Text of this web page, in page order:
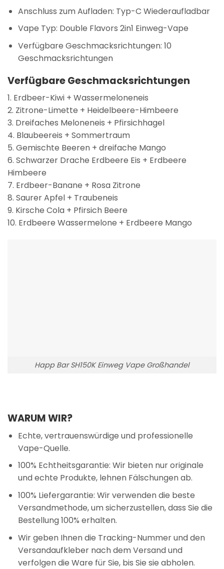
Anschluss zum Aufladen: Typ-C Wiederaufladbar
Vape Typ: Double Flavors 2in1 Einweg-Vape
Verfügbare Geschmacksrichtungen: 10
Geschmacksrichtungen
Verfügbare Geschmacksrichtungen
1. Erdbeer-Kiwi + Wassermeloneneis
2. Zitrone-Limette + Heidelbeere-Himbeere
3. Dreifaches Meloneneis + Pfirsichhagel
4. Blaubeereis + Sommertraum
5. Gemischte Beeren + dreifache Mango
6. Schwarzer Drache Erdbeere Eis + Erdbeere
Himbeere
7. Erdbeer-Banane + Rosa Zitrone
8. Saurer Apfel + Traubeneis
9. Kirsche Cola + Pfirsich Beere
10. Erdbeere Wassermelone + Erdbeere Mango
Happ Bar SH150K Einweg Vape Großhandel
WARUM WIR?
Echte, vertrauenswürdige und professionelle
Vape-Quelle.
100% Echtheitsgarantie: Wir bieten nur originale
und echte Produkte, lehnen Fälschungen ab.
100% Liefergarantie: Wir verwenden die beste
Versandmethode, um sicherzustellen, dass Sie die
Bestellung 100% erhalten.
Wir geben Ihnen die Tracking-Nummer und den
Versandaufkleber nach dem Versand und
verfolgen die Ware für Sie, bis Sie sie abholen.